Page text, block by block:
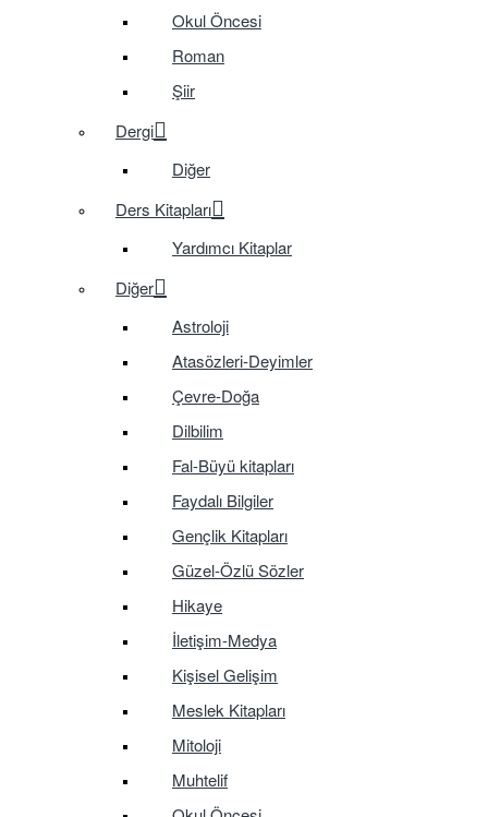
Okul Öncesi
Roman
Şiir
Dergi
Diğer
Ders Kitapları
Yardımcı Kitaplar
Diğer
Astroloji
Atasözleri-Deyimler
Çevre-Doğa
Dilbilim
Fal-Büyü kitapları
Faydalı Bilgiler
Gençlik Kitapları
Güzel-Özlü Sözler
Hikaye
İletişim-Medya
Kişisel Gelişim
Meslek Kitapları
Mitoloji
Muhtelif